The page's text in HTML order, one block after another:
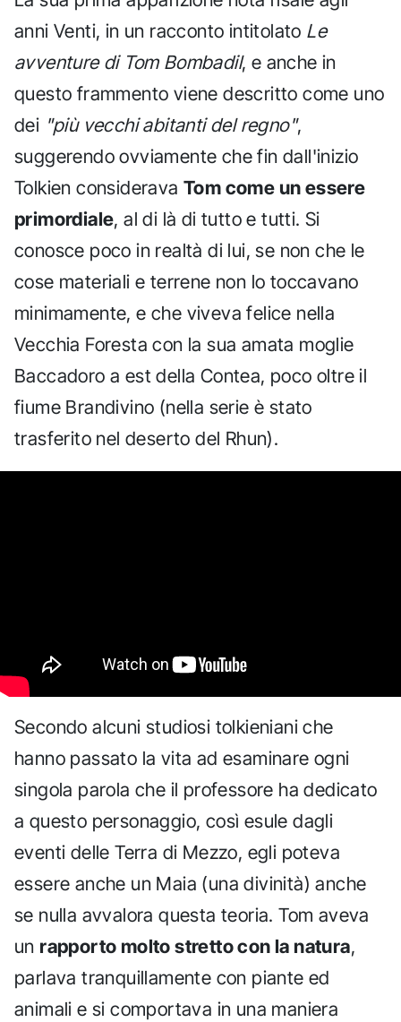
anni Venti, in un racconto intitolato Le
avventure di Tom Bombadil, e anche in
questo frammento viene descritto come uno
dei "più vecchi abitanti del regno",
suggerendo ovviamente che fin dall'inizio
Tolkien considerava Tom come un essere
primordiale, al di là di tutto e tutti. Si
conosce poco in realtà di lui, se non che le
cose materiali e terrene non lo toccavano
minimamente, e che viveva felice nella
Vecchia Foresta con la sua amata moglie
Baccadoro a est della Contea, poco oltre il
fiume Brandivino (nella serie è stato
trasferito nel deserto del Rhun).
Secondo alcuni studiosi tolkieniani che
hanno passato la vita ad esaminare ogni
singola parola che il professore ha dedicato
a questo personaggio, così esule dagli
eventi delle Terra di Mezzo, egli poteva
essere anche un Maia (una divinità) anche
se nulla avvalora questa teoria. Tom aveva
un rapporto molto stretto con la natura,
parlava tranquillamente con piante ed
animali e si comportava in una maniera